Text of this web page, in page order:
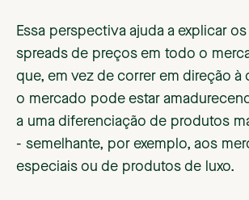
Essa perspectiva ajuda a explicar
spreads de preços em todo o
que, em vez de correr em direção à
o mercado pode estar
a uma diferenciação de produtos
- semelhante, por exemplo, aos
especiais ou de produtos de luxo.